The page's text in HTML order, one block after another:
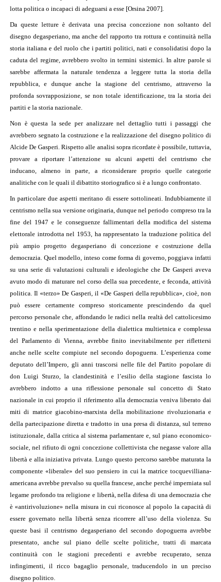
lotta politica o incapaci di adeguarsi a esse [Orsina 2007].
Da queste letture è derivata una precisa concezione non soltanto del
disegno degasperiano, ma anche del rapporto tra rottura e continuità nella
storia italiana e del ruolo che i partiti politici, nati e consolidatisi dopo la
caduta del regime, avrebbero svolto in termini sistemici. In altre parole si
sarebbe affermata la naturale tendenza a leggere tutta la storia della
repubblica, e dunque anche la stagione del centrismo, attraverso la
profonda sovrapposizione, se non totale identificazione, tra la storia dei
partiti e la storia nazionale.
Non è questa la sede per analizzare nel dettaglio tutti i passaggi che
avrebbero segnato la costruzione e la realizzazione del disegno politico di
Alcide De Gasperi. Rispetto alle analisi sopra ricordate è possibile, tuttavia,
provare a riportare l’attenzione su alcuni aspetti del centrismo che
inducano, almeno in parte, a riconsiderare proprio quelle categorie
analitiche con le quali il dibattito storiografico si è a lungo confrontato.
In particolare due aspetti meritano di essere sottolineati. Indubbiamente il
centrismo nella sua versione originaria, dunque nel periodo compreso tra la
fine del 1947 e le conseguenze fallimentari della modifica del sistema
elettorale introdotta nel 1953, ha rappresentato la traduzione politica del
più ampio progetto degasperiano di concezione e costruzione della
democrazia. Quel modello, inteso come forma di governo, poggiava infatti
su una serie di valutazioni culturali e ideologiche che De Gasperi aveva
avuto modo di maturare nel corso della sua precedente, e feconda, attività
politica. Il «terzo» De Gasperi, il «De Gasperi della repubblica», cioè, non
può essere certamente compreso storicamente prescindendo da quel
percorso personale che, affondando le radici nella realtà del cattolicesimo
trentino e nella sperimentazione della dialettica multietnica e complessa
del Parlamento di Vienna, avrebbe finito inevitabilmente per riflettersi
anche nelle scelte compiute nel secondo dopoguerra. L’esperienza come
deputato dell’Impero, gli anni trascorsi nelle file del Partito popolare di
don Luigi Sturzo, la clandestinità e l’esilio della stagione fascista lo
avrebbero indotto a una riflessione personale sul concetto di Stato
nazionale in cui proprio il riferimento alla democrazia veniva liberato dai
miti di matrice giacobino-marxista della mobilitazione rivoluzionaria e
della partecipazione diretta e tradotto in una presa di distanza, sul terreno
istituzionale, dalla critica al sistema parlamentare e, sul piano economico-
sociale, nel rifiuto di ogni concezione collettivista che negasse valore alla
libertà e alla iniziativa privata. Lungo questo percorso sarebbe maturata la
componente «liberale» del suo pensiero in cui la matrice tocquevilliana-
americana avrebbe prevalso su quella francese, anche perché imperniata sul
legame profondo tra religione e libertà, nella difesa di una democrazia che
è «antirivoluzione» nella misura in cui riconosce al popolo la capacità di
essere governato nella libertà senza ricorrere all’uso della violenza. Su
queste basi il centrismo degasperiano del secondo dopoguerra avrebbe
presentato, anche sul piano delle scelte politiche, tratti di marcata
continuità con le stagioni precedenti e avrebbe recuperato, senza
infingimenti, il ricco bagaglio personale, traducendolo in un preciso
disegno politico.